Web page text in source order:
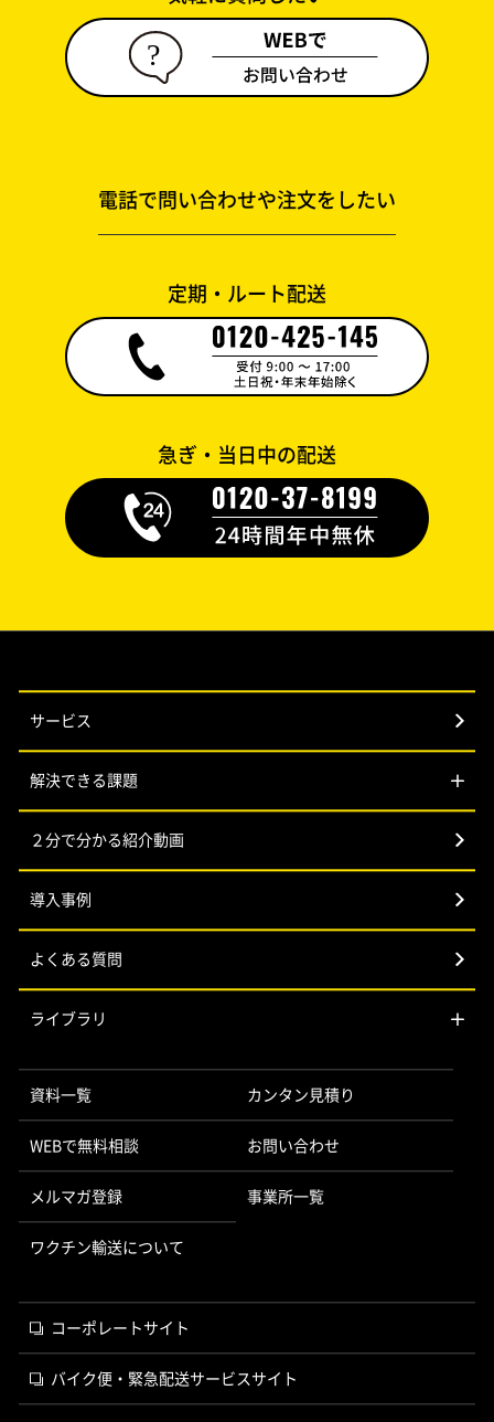
電話で問い合わせや注文をしたい
定期・ルート配送
急ぎ・当日中の配送
サービス
解決できる課題
２分で分かる紹介動画
導入事例
よくある質問
ライブラリ
資料一覧 カンタン見積り
WEBで無料相談 お問い合わせ
メルマガ登録 事業所一覧
ワクチン輸送について
コーポレートサイト
バイク便・緊急配送サービスサイト